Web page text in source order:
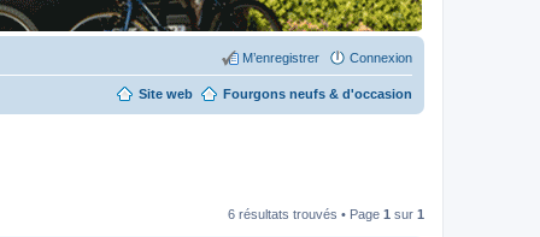
Connexion
M’enregistrer
Fourgons neufs & d'occasion
Site web
6 résultats trouvés • Page 1 sur 1